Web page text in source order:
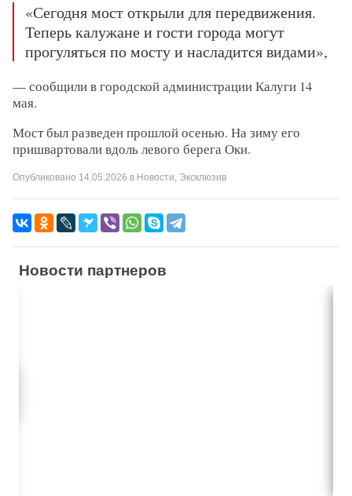
«Сегодня мост открыли для передвижения.
Теперь калужане и гости города могут
прогуляться по мосту и насладится видами»,
— сообщили в городской администрации Калуги 14
мая.
Мост был разведен прошлой осенью. На зиму его
пришвартовали вдоль левого берега Оки.
Опубликовано 14.05.2026 в Новости, Эксклюзив
Новости партнеров